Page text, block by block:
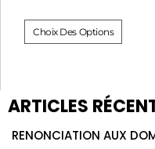
Choix Des Options
ARTICLES
RENONCIATION AUX